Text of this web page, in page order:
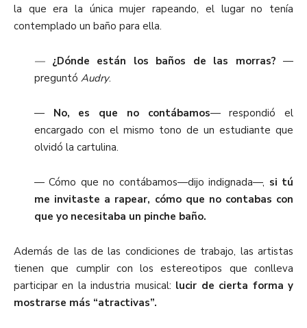
la que era la única mujer rapeando, el lugar no tenía
contemplado un baño para ella.
— ¿Dónde están los baños de las morras? —
preguntó Audry.
— No, es que no contábamos— respondió el
encargado con el mismo tono de un estudiante que
olvidó la cartulina.
—Cómo que no contábamos—dijo indignada—, si tú
me invitaste a rapear, cómo que no contabas con
que yo necesitaba un pinche baño.
Además de las de las condiciones de trabajo, las artistas
tienen que cumplir con los estereotipos que conlleva
participar en la industria musical: lucir de cierta forma y
mostrarse más “atractivas”.